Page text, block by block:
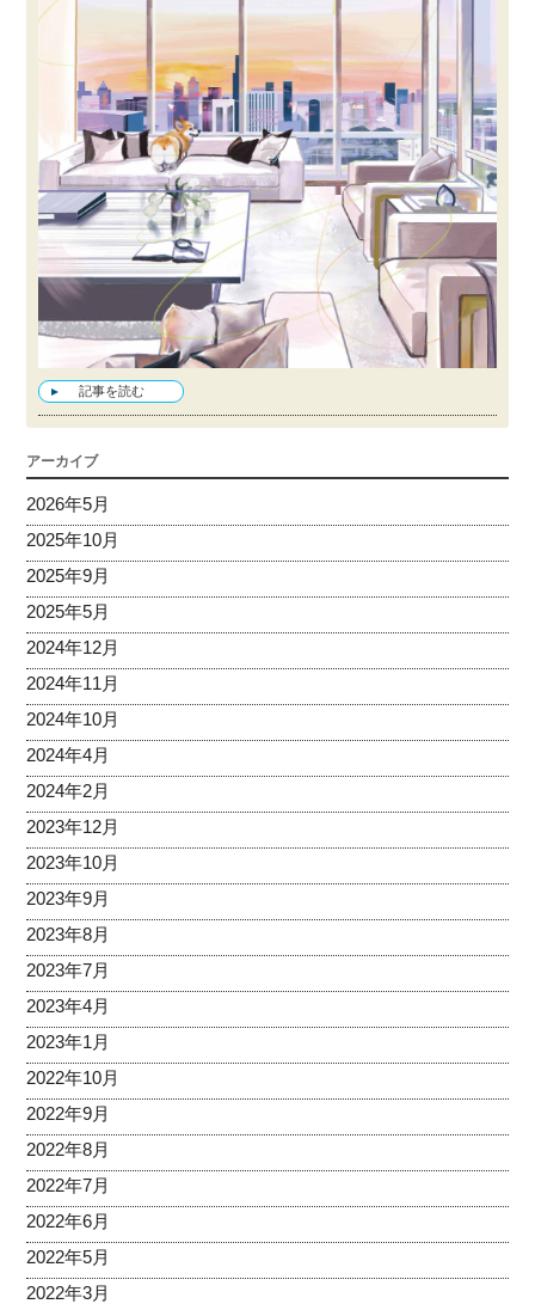
記事を読む
アーカイブ
2026年5月
2025年10月
2025年9月
2025年5月
2024年12月
2024年11月
2024年10月
2024年4月
2024年2月
2023年12月
2023年10月
2023年9月
2023年8月
2023年7月
2023年4月
2023年1月
2022年10月
2022年9月
2022年8月
2022年7月
2022年6月
2022年5月
2022年3月